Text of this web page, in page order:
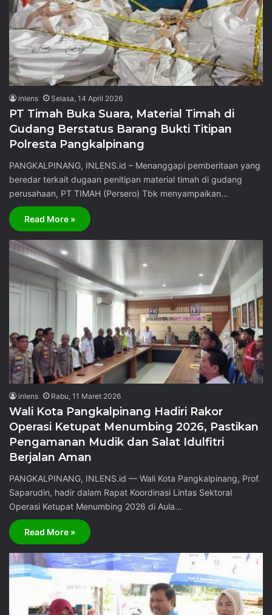
inlens Selasa, 14 April 2026
PT Timah Buka Suara, Material Timah di
Gudang Berstatus Barang Bukti Titipan
Polresta Pangkalpinang
PANGKALPINANG, INLENS.id – Menanggapi pemberitaan yang
beredar terkait dugaan penitipan material timah di gudang
perusahaan, PT TIMAH (Persero) Tbk menyampaikan…
Read More »
inlens Rabu, 11 Maret 2026
Wali Kota Pangkalpinang Hadiri Rakor
Operasi Ketupat Menumbing 2026, Pastikan
Pengamanan Mudik dan Salat Idulfitri
Berjalan Aman
PANGKALPINANG, INLENS.id — Wali Kota Pangkalpinang, Prof.
Saparudin, hadir dalam Rapat Koordinasi Lintas Sektoral
Operasi Ketupat Menumbing 2026 di Aula…
Read More »